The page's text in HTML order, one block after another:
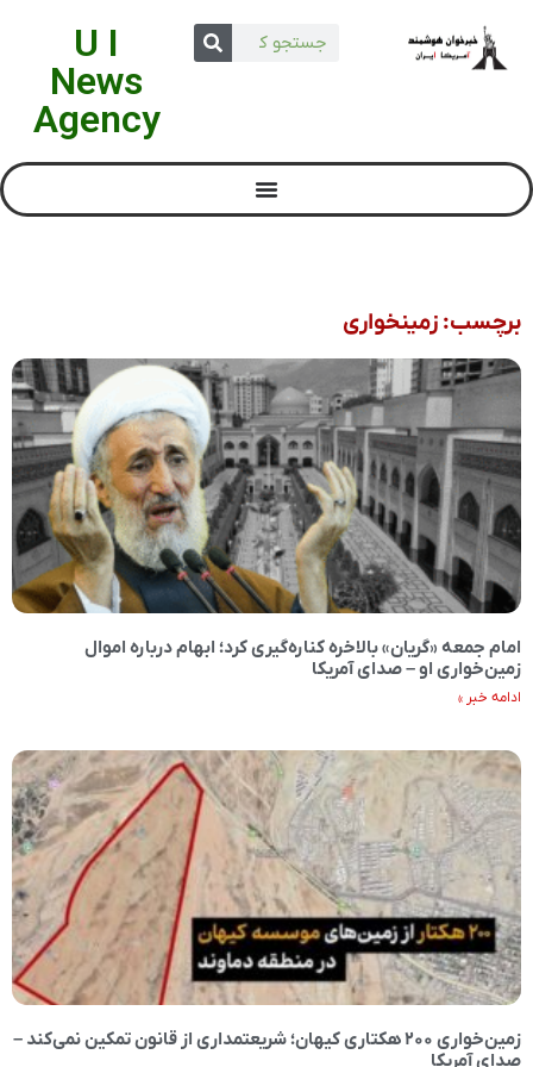
U I
News
Agency
برچسب: زمینخواری
امام جمعه «گریان» بالاخره کناره‌گیری کرد؛ ابهام درباره اموال
زمین‌خواری‌ او – صدای آمریکا
ادامه خبر »
زمین‌خواری ۲۰۰ هکتاری کیهان؛ شریعتمداری از قانون تمکین نمی‌کند –
صدای آمریکا